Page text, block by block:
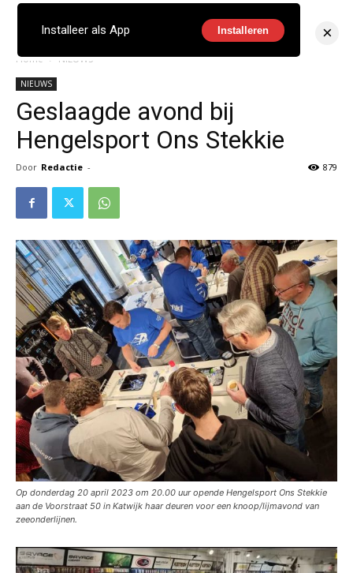
Home NIEUWS
NIEUWS
Geslaagde avond bij
Hengelsport Ons Stekkie
Door Redactie - 879
Op donderdag 20 april 2023 om 20.00 uur opende Hengelsport Ons Stekkie
aan de Voorstraat 50 in Katwijk haar deuren voor een knoop/lijmavond van
zeeonderlijnen.
Installeer als App Installeren ×